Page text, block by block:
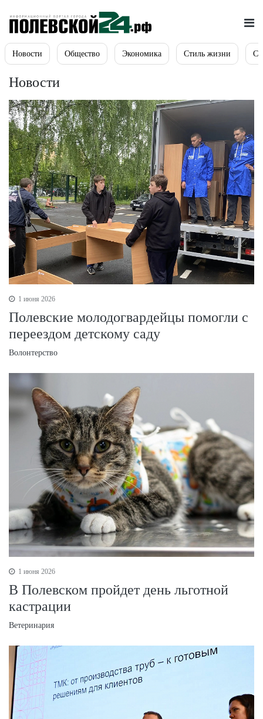
Новости Общество Экономика Стиль жизни
Новости
1 июня 2026
Полевские молодогвардейцы помогли с
переездом детскому саду
Волонтерство
1 июня 2026
В Полевском пройдет день льготной
кастрации
Ветеринария